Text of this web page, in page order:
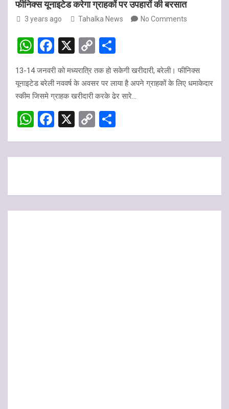
फीनिक्स यूनाइटेड करेगा ग्राहकों पर उपहारों की बरसात
3 years ago Tahalka News No Comments
W
at
s
A
p
p
F
a
ce
b
o
o
k
X
C
py
Li
n
k
h
ar
e
13-14 जनवरी को मध्यरात्रि तक हो सकेगी खरीदारी, बरेली। फीनिक्स
यूनाइटेड बरेली नववर्ष के अवसर पर लाया है अपने ग्राहकों के लिए धमाकेदार
स्कीम जिसमे ग्राहक खरीदारी करके ढेर सारे…
W
at
p
p
F
ce
o
k
X
C
py
k
ar